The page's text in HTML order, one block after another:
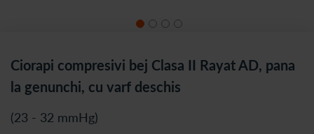
Ciorapi compresivi bej Clasa II Rayat AD, pana
la genunchi, cu varf deschis
(23 - 32 mmHg)